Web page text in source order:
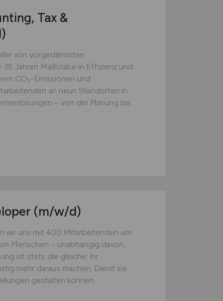
Tax &
von vorgedämmten
Jahren Maßstäbe in Effizienz und
CO₂-Emissionen und
an neun Standorten in
– von der Planung bis
(m/w/d)
wir uns mit 400 Mitarbeitenden um
Menschen – unabhängig davon,
ist stets die gleiche: ihr
mehr daraus machen. Damit sie
gestalten können....